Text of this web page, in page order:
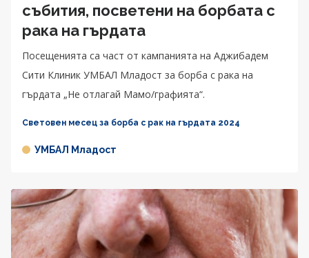
събития, посветени на борбата с
рака на гърдата
Посещенията са част от кампанията на Аджибадем
Сити Клиник УМБАЛ Младост за борба с рака на
гърдата „Не отлагай Мамо/графията“.
Световен месец за борба с рак на гърдата 2024
УМБАЛ Младост